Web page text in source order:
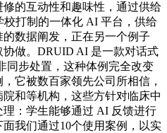
的互动性和趣味性，通过供给
校打制的一体化 AI 平台，供给
数据阐发，正在另一个例子
做。DRUID AI 是一款对话式
同步处置，这种体例完全改变
它被数百家领先公司所相信，
和等机构，这些方针对临床中
：学生能够通过 AI 反馈进行
我们通过10个使用案例，以实